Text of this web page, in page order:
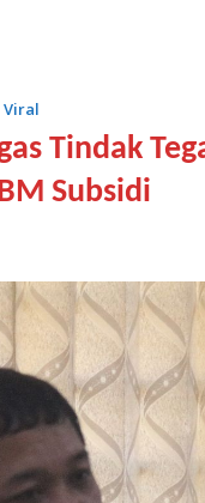
Viral
Tindak
Subsidi